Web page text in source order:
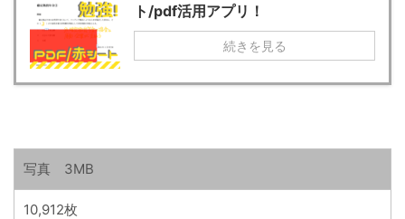
ト/pdf活用アプリ！
続きを見る
写真 3MB
10,912枚